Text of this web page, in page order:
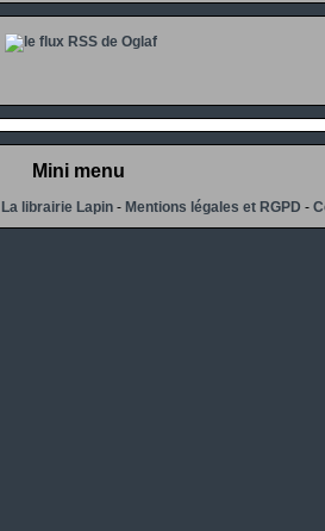
Mini menu
La librairie Lapin- Mentions légales et RGPD -